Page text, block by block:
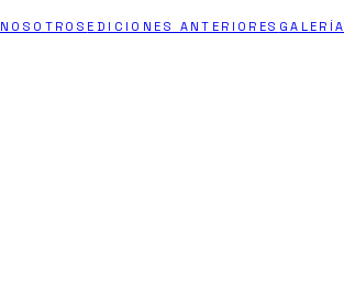
NOSOTROS EDICIONES ANTERIORES GALERÍA